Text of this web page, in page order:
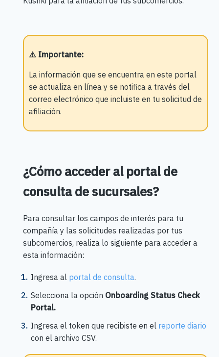
⚠️ Importante:
La información que se encuentra en este portal
se actualiza en línea y se notifica a través del
correo electrónico que incluiste en tu solicitud de
afiliación.
¿Cómo acceder al portal de
consulta de sucursales?
Para consultar los campos de interés para tu
compañía y las solicitudes realizadas por tus
subcomercios, realiza lo siguiente para acceder a
esta información:
Ingresa al portal de consulta.
Selecciona la opción Onboarding Status Check
Portal.
Ingresa el token que recibiste en el reporte diario
con el archivo CSV.